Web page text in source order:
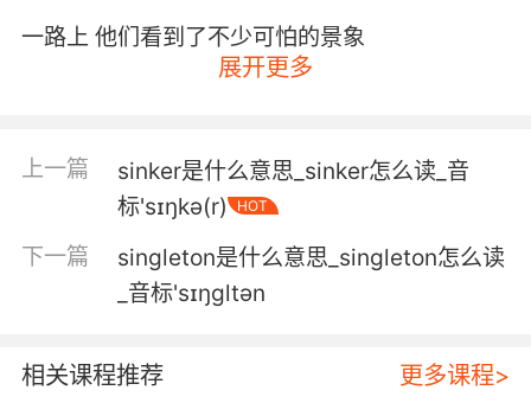
一路上 他们看到了不少可怕的景象
副官 现在有险恶之人在针对我
6. Quite the sinister plot they had planned.
他们真是策划了一场精彩的阴谋啊
the more sinister.
展开更多
上一篇
sinker是什么意思_sinker怎么读_音
标'sɪŋkə(r)
HOT
下一篇
singleton是什么意思_singleton怎么读
_音标'sɪŋɡltən
相关课程推荐 更多课程>